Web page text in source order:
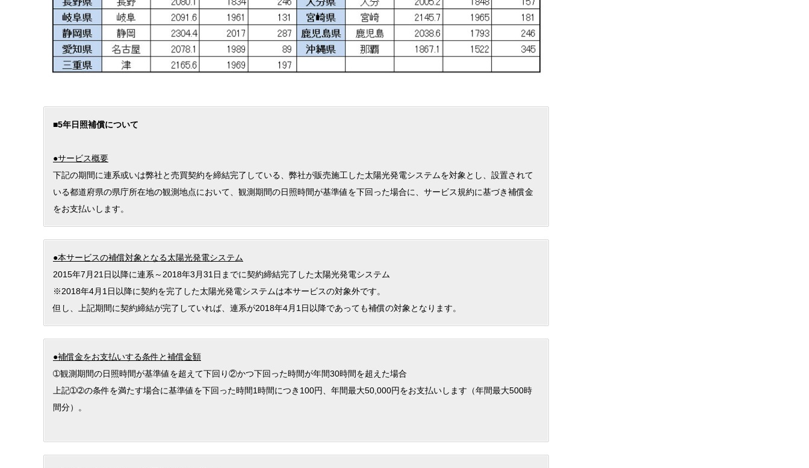
■5年日照補償について
●サービス概要
下記の期間に連系或いは弊社と売買契約を締結完了している、弊社が販売施工した太陽光発電システムを対象とし、設置されて
いる都道府県の県庁所在地の観測地点において、観測期間の日照時間が基準値を下回った場合に、サービス規約に基づき補償金
をお支払いします。
●本サービスの補償対象となる太陽光発電システム
2015年7月21日以降に連系～2018年3月31日までに契約締結完了した太陽光発電システム
※2018年4月1日以降に契約を完了した太陽光発電システムは本サービスの対象外です。
但し、上記期間に契約締結が完了していれば、連系が2018年4月1日以降であっても補償の対象となります。
●補償金をお支払いする条件と補償金額
➀観測期間の日照時間が基準値を超えて下回り②かつ下回った時間が年間30時間を超えた場合
上記➀➁の条件を満たす場合に基準値を下回った時間1時間につき100円、年間最大50,000円をお支払いします（年間最大500時
間分）。